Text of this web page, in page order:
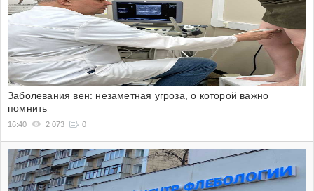
Заболевания вен: незаметная угроза, о которой важно
помнить
16:40 2 073 0